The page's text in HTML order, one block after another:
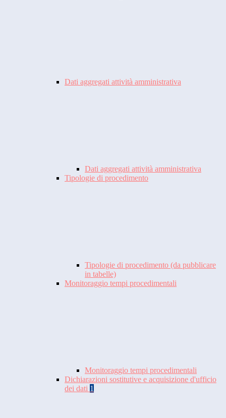
Dati aggregati attività amministrativa
Dati aggregati attività amministrativa
Tipologie di procedimento
Tipologie di procedimento (da pubblicare
in tabelle)
Monitoraggio tempi procedimentali
Monitoraggio tempi procedimentali
Dichiarazioni sostitutive e acquisizione d'ufficio
dei dati 1